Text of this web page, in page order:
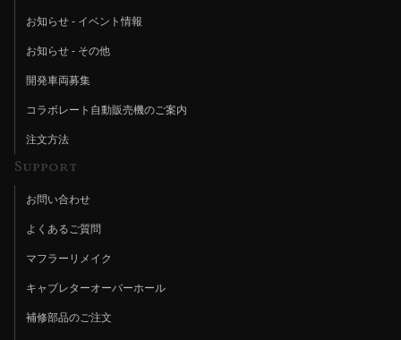
お知らせ - イベント情報
お知らせ - その他
開発車両募集
コラボレート自動販売機のご案内
注文方法
Support
お問い合わせ
よくあるご質問
マフラーリメイク
キャブレターオーバーホール
補修部品のご注文